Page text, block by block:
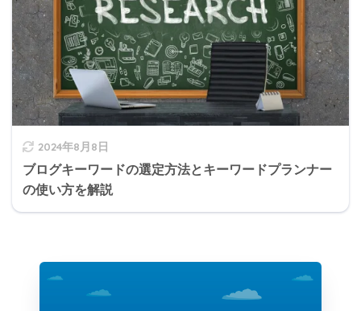
2024年8月8日
ブログキーワードの選定方法とキーワードプランナー
の使い方を解説